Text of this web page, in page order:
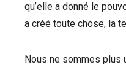
qu’elle a donné le
a créé toute chose, la
Nous ne sommes plus